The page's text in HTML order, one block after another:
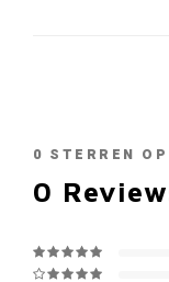
0 STERREN
0